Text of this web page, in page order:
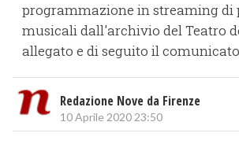
programmazione in streaming di
musicali dall'archivio del Teatro
allegato e di seguito il
Redazione Nove da Firenze
10 Aprile 2020 23:50